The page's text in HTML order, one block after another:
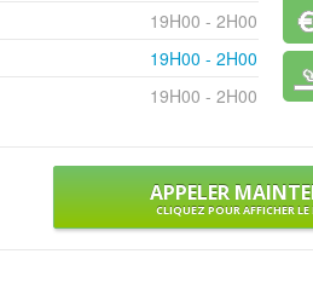
19H00 - 2H00
19H00 - 2H00
19H00 - 2H00
APPELER
CLIQUEZ POUR AFFICHER